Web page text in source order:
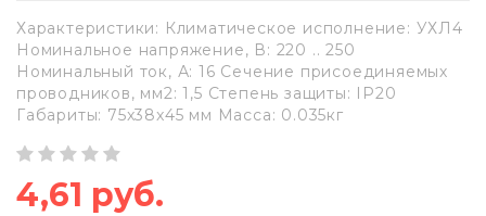
Характеристики: Климатическое исполнение: УХЛ4
Номинальное напряжение, В: 220 .. 250
Номинальный ток, А: 16 Сечение присоединяемых
проводников, мм2: 1,5 Степень защиты: IP20
Габариты: 75x38x45 мм Масса: 0.035кг
4,61 руб.